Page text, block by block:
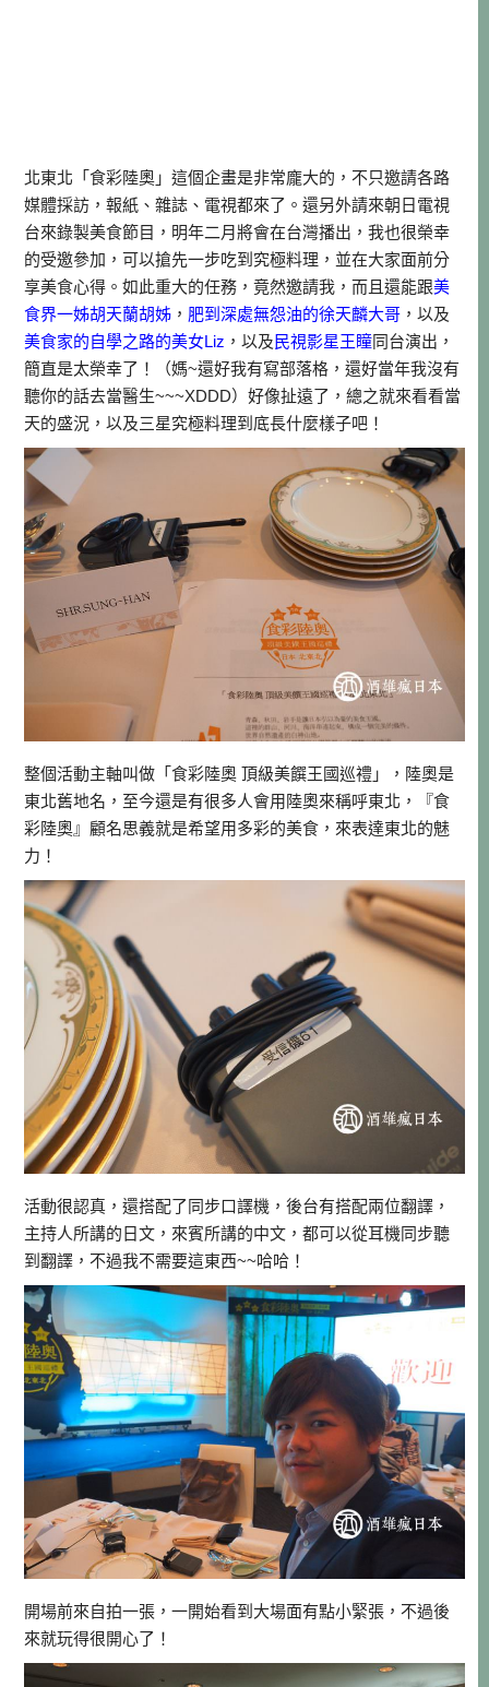
北東北「食彩陸奧」這個企畫是非常龐大的，不只邀請各路
媒體採訪，報紙、雜誌、電視都來了。還另外請來朝日電視
台來錄製美食節目，明年二月將會在台灣播出，我也很榮幸
的受邀參加，可以搶先一步吃到究極料理，並在大家面前分
享美食心得。如此重大的任務，竟然邀請我，而且還能跟美
食界一姊胡天蘭胡姊 ， 肥到深處無怨油的徐天麟大哥 ，以及
美食家的自學之路的美女Liz ，以及民視影星王瞳同台演出，
簡直是太榮幸了！（媽~還好我有寫部落格，還好當年我沒有
聽你的話去當醫生~~~XDDD）好像扯遠了，總之就來看看當
天的盛況，以及三星究極料理到底長什麼樣子吧！
整個活動主軸叫做「食彩陸奧 頂級美饌王國巡禮」，陸奧是
東北舊地名，至今還是有很多人會用陸奧來稱呼東北，『食
彩陸奧』顧名思義就是希望用多彩的美食，來表達東北的魅
力！
活動很認真，還搭配了同步口譯機，後台有搭配兩位翻譯，
主持人所講的日文，來賓所講的中文，都可以從耳機同步聽
到翻譯，不過我不需要這東西~~哈哈！
開場前來自拍一張，一開始看到大場面有點小緊張，不過後
來就玩得很開心了！